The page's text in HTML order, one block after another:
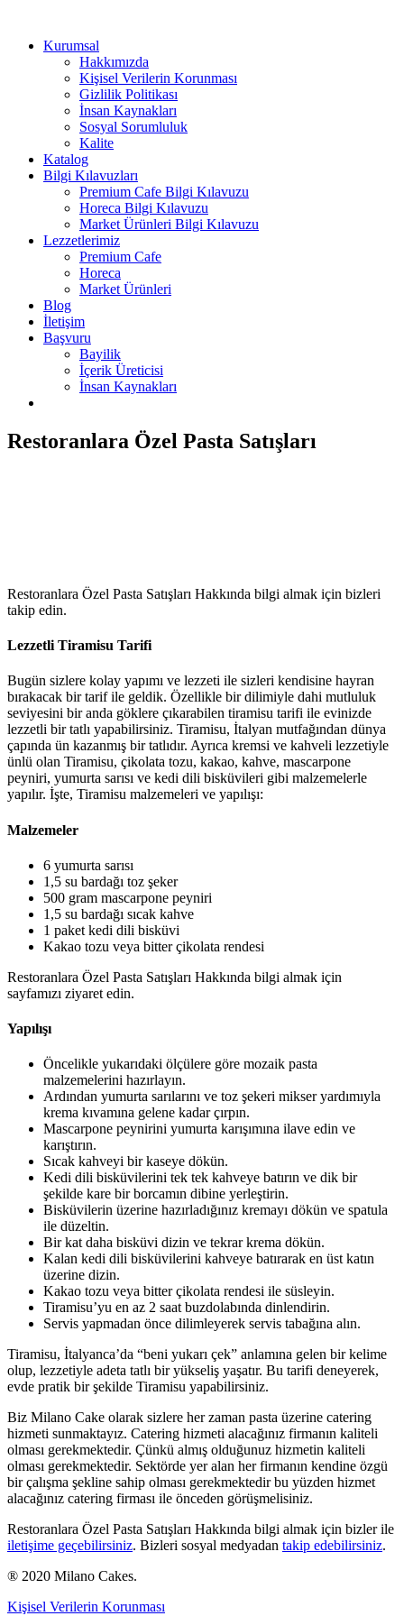
Kurumsal
Hakkımızda
Kişisel Verilerin Korunması
Gizlilik Politikası
İnsan Kaynakları
Sosyal Sorumluluk
Kalite
Katalog
Bilgi Kılavuzları
Premium Cafe Bilgi Kılavuzu
Horeca Bilgi Kılavuzu
Market Ürünleri Bilgi Kılavuzu
Lezzetlerimiz
Premium Cafe
Horeca
Market Ürünleri
Blog
İletişim
Başvuru
Bayilik
İçerik Üreticisi
İnsan Kaynakları
Restoranlara Özel Pasta Satışları
Restoranlara Özel Pasta Satışları Hakkında bilgi almak için bizleri
takip edin.
Lezzetli Tiramisu Tarifi
Bugün sizlere kolay yapımı ve lezzeti ile sizleri kendisine hayran
bırakacak bir tarif ile geldik. Özellikle bir dilimiyle dahi mutluluk
seviyesini bir anda göklere çıkarabilen tiramisu tarifi ile evinizde
lezzetli bir tatlı yapabilirsiniz. Tiramisu, İtalyan mutfağından dünya
çapında ün kazanmış bir tatlıdır. Ayrıca kremsi ve kahveli lezzetiyle
ünlü olan Tiramisu, çikolata tozu, kakao, kahve, mascarpone
peyniri, yumurta sarısı ve kedi dili bisküvileri gibi malzemelerle
yapılır. İşte, Tiramisu malzemeleri ve yapılışı:
Malzemeler
6 yumurta sarısı
1,5 su bardağı toz şeker
500 gram mascarpone peyniri
1,5 su bardağı sıcak kahve
1 paket kedi dili bisküvi
Kakao tozu veya bitter çikolata rendesi
Restoranlara Özel Pasta Satışları Hakkında bilgi almak için
sayfamızı ziyaret edin.
Yapılışı
Öncelikle yukarıdaki ölçülere göre mozaik pasta
malzemelerini hazırlayın.
Ardından yumurta sarılarını ve toz şekeri mikser yardımıyla
krema kıvamına gelene kadar çırpın.
Mascarpone peynirini yumurta karışımına ilave edin ve
karıştırın.
Sıcak kahveyi bir kaseye dökün.
Kedi dili bisküvilerini tek tek kahveye batırın ve dik bir
şekilde kare bir borcamın dibine yerleştirin.
Bisküvilerin üzerine hazırladığınız kremayı dökün ve spatula
ile düzeltin.
Bir kat daha bisküvi dizin ve tekrar krema dökün.
Kalan kedi dili bisküvilerini kahveye batırarak en üst katın
üzerine dizin.
Kakao tozu veya bitter çikolata rendesi ile süsleyin.
Tiramisu’yu en az 2 saat buzdolabında dinlendirin.
Servis yapmadan önce dilimleyerek servis tabağına alın.
Tiramisu, İtalyanca’da “beni yukarı çek” anlamına gelen bir kelime
olup, lezzetiyle adeta tatlı bir yükseliş yaşatır. Bu tarifi deneyerek,
evde pratik bir şekilde Tiramisu yapabilirsiniz.
Biz Milano Cake olarak sizlere her zaman pasta üzerine catering
hizmeti sunmaktayız. Catering hizmeti alacağınız firmanın kaliteli
olması gerekmektedir. Çünkü almış olduğunuz hizmetin kaliteli
olması gerekmektedir. Sektörde yer alan her firmanın kendine özgü
bir çalışma şekline sahip olması gerekmektedir bu yüzden hizmet
alacağınız catering firması ile önceden görüşmelisiniz.
Restoranlara Özel Pasta Satışları Hakkında bilgi almak için bizler ile
iletişime geçebilirsiniz. Bizleri sosyal medyadan takip edebilirsiniz.
® 2020 Milano Cakes.
Kişisel Verilerin Korunması